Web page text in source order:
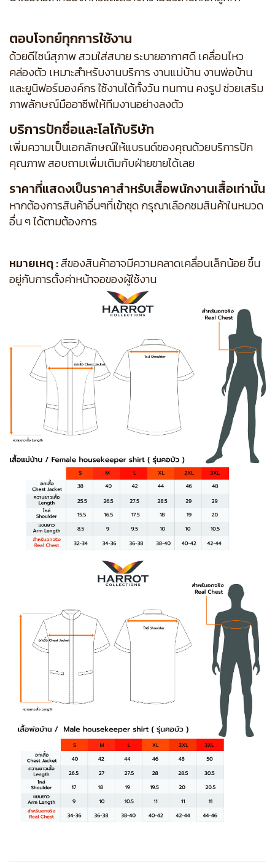
ตอบโจทย์ทุกการใช้งาน
ด้วยดีไซน์สุภาพ สวมใส่สบาย ระบายอากาศดี เคลื่อนไหว
คล่องตัว เหมาะสำหรับงานบริการ งานแม่บ้าน งานพ่อบ้าน
และยูนิฟอร์มองค์กร ใช้งานได้ทั้งวัน ทนทาน คงรูป ช่วยเสริม
ภาพลักษณ์มืออาชีพให้ทีมงานอย่างลงตัว
บริการปักชื่อและโลโก้บริษัท
เพิ่มความเป็นเอกลักษณ์ให้แบรนด์ของคุณด้วยบริการปัก
คุณภาพ สอบถามเพิ่มเติมกับฝ่ายขายได้เลย
ราคาที่แสดงเป็นราคาสำหรับเสื้อพนักงานเสื้อเท่านั้น
หากต้องการสินค้าอื่นๆที่เข้าชุด กรุณาเลือกชมสินค้าในหมวด
อื่น ๆ ได้ตามต้องการ
หมายเหตุ :สีของสินค้าอาจมีความคลาดเคลื่อนเล็กน้อย ขึ้น
อยู่กับการตั้งค่าหน้าจอของผู้ใช้งาน